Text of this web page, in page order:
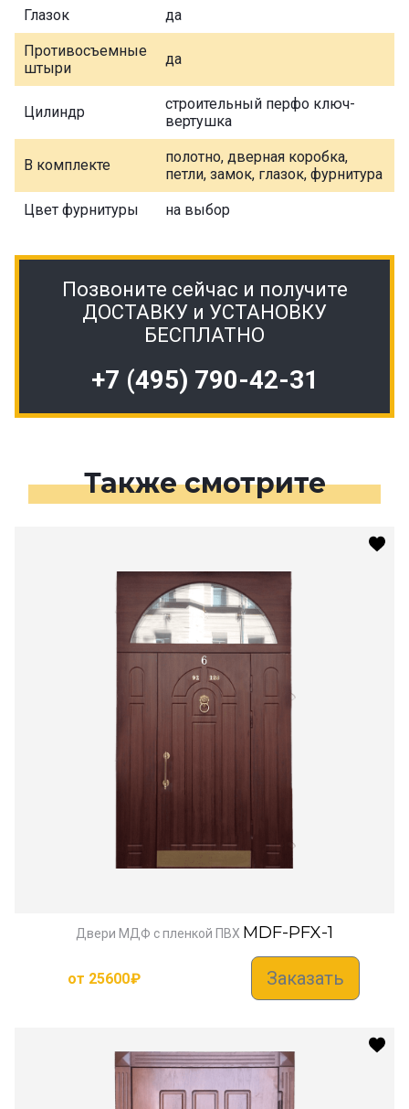
Глазок да
Противосъемные
штыри
да
Цилиндр
строительный перфо ключ-
вертушка
В комплекте
полотно, дверная коробка,
петли, замок, глазок, фурнитура
Цвет фурнитуры на выбор
Позвоните сейчас и получите
ДОСТАВКУ и УСТАНОВКУ
БЕСПЛАТНО
+7 (495) 790-42-31
Также смотрите
Двери МДФ с пленкой ПВХ MDF-PFX-1
от 25600₽ Заказать